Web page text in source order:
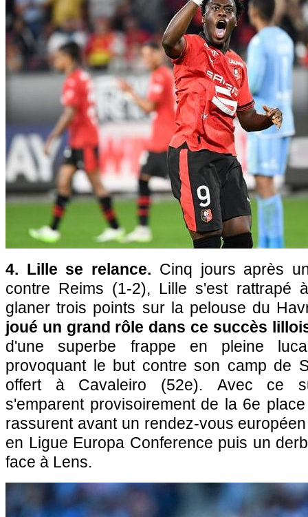
4. Lille se relance. Cinq jours après
contre Reims (1-2), Lille s'est rattrapé
glaner trois points sur la pelouse du
joué un grand rôle dans ce succès
d'une superbe frappe en pleine
provoquant le but contre son camp de
offert à Cavaleiro (52e). Avec ce
s'emparent provisoirement de la 6e
rassurent avant un rendez-vous
en Ligue Europa Conference puis un
face à Lens.